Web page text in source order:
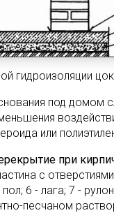
гидроизоляции
под домом
или
при
с
6 - лага; 7 -
песчаном